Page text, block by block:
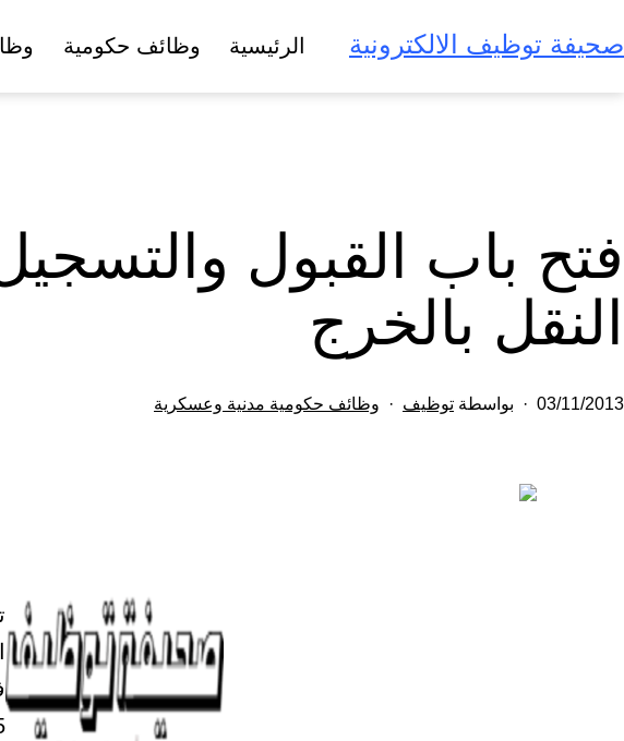
إلى
المحتوى
صحيفة توظيف الالكترونية الرئيسية وظائف حكومية
فتح باب القبول
النقل بالخرج
تم
03/11/2013 بواسطة توظيف
مصنف
وظائف حكومية مدنية وعسكرية